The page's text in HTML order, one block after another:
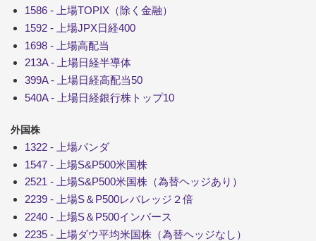
1586 - 上場TOPIX（除く金融）
1592 - 上場JPX日経400
1698 - 上場高配当
213A - 上場日経半導体
399A - 上場日経高配当50
540A - 上場日経銀行株トップ10
外国株
1322 - 上場パンダ
1547 - 上場S&P500米国株
2521 - 上場S&P500米国株（為替ヘッジあり）
2239 - 上場S＆P500レバレッジ２倍
2240 - 上場S＆P500インバース
2235 - 上場ダウ平均米国株（為替ヘッジなし）